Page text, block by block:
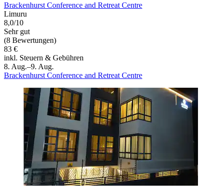
Brackenhurst Conference and Retreat Centre
Limuru
8,0/10
Sehr gut
(8 Bewertungen)
83 €
inkl. Steuern & Gebühren
8. Aug.–9. Aug.
Brackenhurst Conference and Retreat Centre